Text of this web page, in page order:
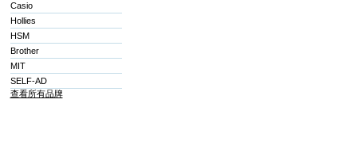
Casio
Hollies
HSM
Brother
MIT
SELF-AD
查看所有品牌